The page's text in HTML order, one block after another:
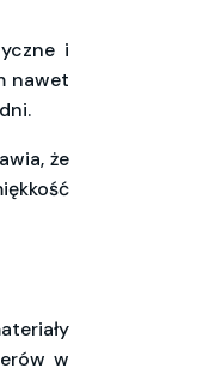
i
nawet
że
w